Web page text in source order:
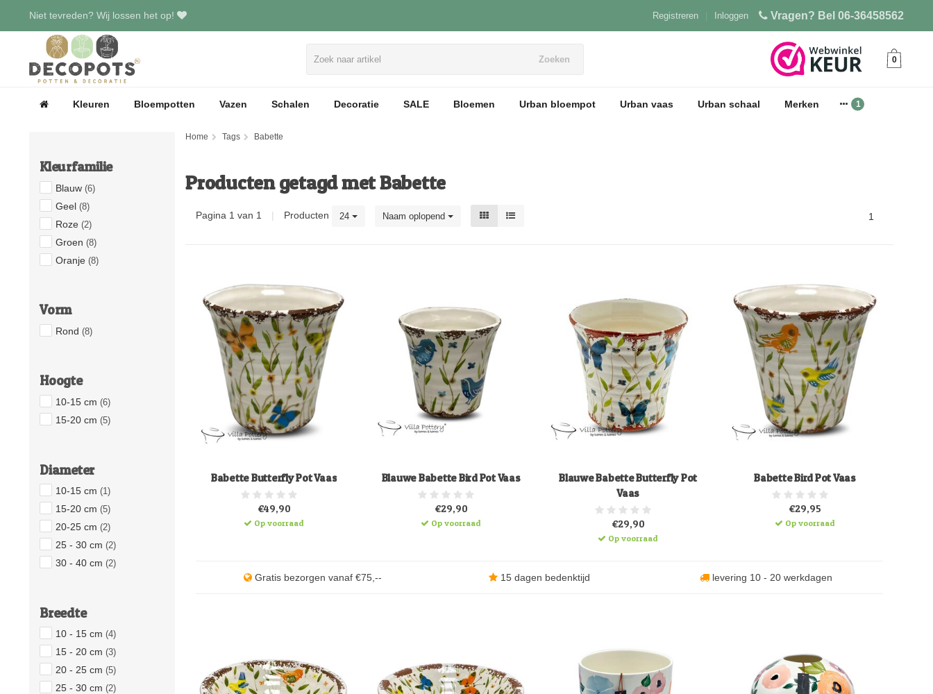
Niet tevreden? Wij lossen het op! Vragen? Bel 06-36458562
Inloggen
Registreren
Zoeken 0
Kleuren Bloempotten Vazen Schalen Decoratie SALE Bloemen Urban bloempot Urban vaas Urban schaal Merken
Kleurfamilie
Blauw (6)
Geel (8)
Roze (2)
Groen (8)
Oranje (8)
Vorm
Rond (8)
Hoogte
10-15 cm (6)
15-20 cm (5)
Diameter
10-15 cm (1)
15-20 cm (5)
20-25 cm (2)
25 - 30 cm (2)
30 - 40 cm (2)
Breedte
10 - 15 cm (4)
15 - 20 cm (3)
20 - 25 cm (5)
25 - 30 cm (2)
Home Tags Babette
Producten getagd met Babette
Pagina 1 van 1 | Producten 24 Naam oplopend 1
Babette Butterfly Pot Vaas
€49,90
Op voorraad
Blauwe Babette Bird Pot Vaas
€29,90
Op voorraad
Blauwe Babette Butterfly Pot
Vaas
€29,90
Op voorraad
Babette Bird Pot Vaas
€29,95
Op voorraad
Gratis bezorgen vanaf €75,-- 15 dagen bedenktijd levering 10 - 20 werkdagen